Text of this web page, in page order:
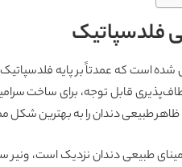
فلدسپاتیک
قابل توجه، برای ساخت
ظاهر طبیعی دندان را به بهترین
طبیعی دندان نزدیک است، ونیر